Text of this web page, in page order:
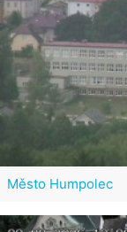
Město Humpolec